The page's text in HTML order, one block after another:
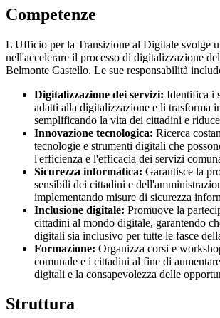
Competenze
L'Ufficio per la Transizione al Digitale svolge
nell'accelerare il processo di digitalizzazione
Belmonte Castello. Le sue responsabilità
Digitalizzazione dei servizi: Identifica i
adatti alla digitalizzazione e li trasforma
semplificando la vita dei cittadini e
Innovazione tecnologica: Ricerca
tecnologie e strumenti digitali che
l'efficienza e l'efficacia dei servizi
Sicurezza informatica: Garantisce la
sensibili dei cittadini e
implementando misure di sicurezza
Inclusione digitale: Promuove la
cittadini al mondo digitale, garantendo
digitali sia inclusivo per tutte le fasce
Formazione: Organizza corsi e
comunale e i cittadini al fine di
digitali e la consapevolezza delle
Struttura